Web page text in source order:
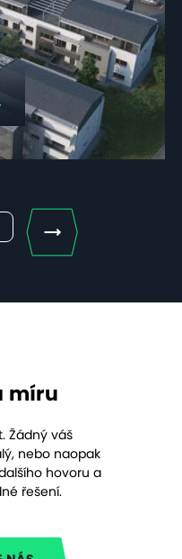
Next
míru
Žádný váš
nebo naopak
hovoru a
řešení.